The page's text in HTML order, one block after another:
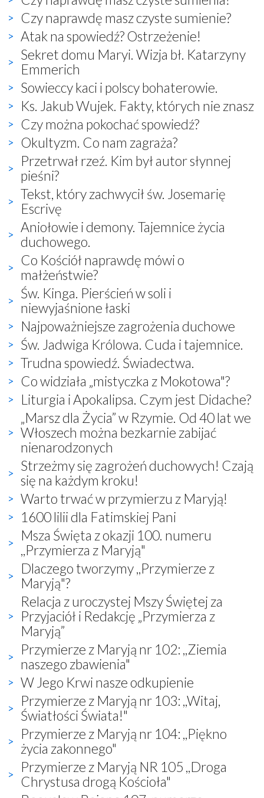
Czy naprawdę masz czyste sumienie?
Atak na spowiedź? Ostrzeżenie!
Sekret domu Maryi. Wizja bł. Katarzyny
Emmerich
Sowieccy kaci i polscy bohaterowie.
Ks. Jakub Wujek. Fakty, których nie znasz
Czy można pokochać spowiedź?
Okultyzm. Co nam zagraża?
Przetrwał rzeź. Kim był autor słynnej
pieśni?
Tekst, który zachwycił św. Josemarię
Escrivę
Aniołowie i demony. Tajemnice życia
duchowego.
Co Kościół naprawdę mówi o
małżeństwie?
Św. Kinga. Pierścień w soli i
niewyjaśnione łaski
Najpoważniejsze zagrożenia duchowe
Św. Jadwiga Królowa. Cuda i tajemnice.
Trudna spowiedź. Świadectwa.
Co widziała „mistyczka z Mokotowa"?
Liturgia i Apokalipsa. Czym jest Didache?
„Marsz dla Życia” w Rzymie. Od 40 lat we
Włoszech można bezkarnie zabijać
nienarodzonych
Strzeżmy się zagrożeń duchowych! Czają
się na każdym kroku!
Warto trwać w przymierzu z Maryją!
1600 lilii dla Fatimskiej Pani
Msza Święta z okazji 100. numeru
,,Przymierza z Maryją"
Dlaczego tworzymy ,,Przymierze z
Maryją"?
Relacja z uroczystej Mszy Świętej za
Przyjaciół i Redakcję „Przymierza z
Maryją”
Przymierze z Maryją nr 102: ,,Ziemia
naszego zbawienia"
W Jego Krwi nasze odkupienie
Przymierze z Maryją nr 103: ,,Witaj,
Światłości Świata!"
Przymierze z Maryją nr 104: ,,Piękno
życia zakonnego"
Przymierze z Maryją NR 105 ,,Droga
Chrystusa drogą Kościoła"